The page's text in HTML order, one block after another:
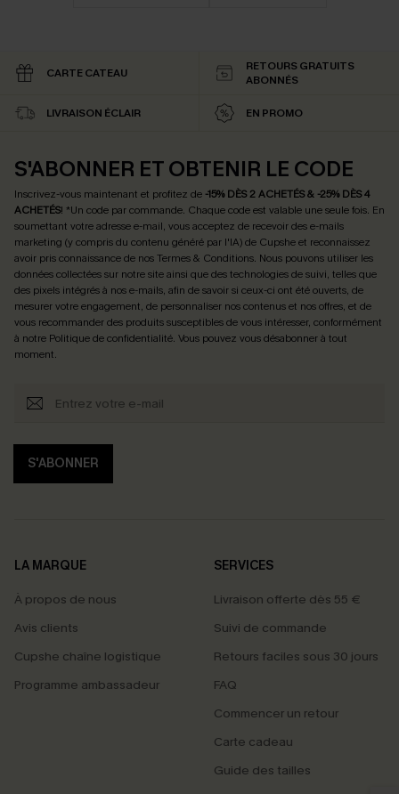
CARTE CATEAU
RETOURS GRATUITS
ABONNÉS
LIVRAISON ÉCLAIR EN PROMO
S'ABONNER ET OBTENIR LE CODE
Inscrivez-vous maintenant et profitez de -15% DÈS 2 ACHETÉS & -25% DÈS 4
ACHETÉS! *Un code par commande. Chaque code est valable une seule fois. En
soumettant votre adresse e-mail, vous acceptez de recevoir des e-mails
marketing (y compris du contenu généré par l'IA) de Cupshe et reconnaissez
avoir pris connaissance de nosTermes & Conditions. Nous pouvons utiliser les
données collectées sur notre site ainsi que des technologies de suivi, telles que
des pixels intégrés à nos e-mails, afin de savoir si ceux-ci ont été ouverts, de
mesurer votre engagement, de personnaliser nos contenus et nos offres, et de
vous recommander des produits susceptibles de vous intéresser, conformément
à notre Politique de confidentialité. Vous pouvez vous désabonner à tout
moment.
S'ABONNER
LA MARQUE
À propos de nous
Avis clients
Cupshe chaîne logistique
Programme ambassadeur
SERVICES
Livraison offerte dès 55 €
Suivi de commande
Retours faciles sous 30 jours
FAQ
Commencer un retour
Carte cadeau
Guide des tailles
PROFITEZ DE -15%